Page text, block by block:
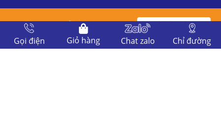
Copyright 2020 Viễn Thông Tín Nghĩa.
Đang
online: 5
Hôm nay:
611
3736
Tháng:
4928
Tổng truy cập:
343150
Gọi điện Giỏ hàng Chat zalo Chỉ đường